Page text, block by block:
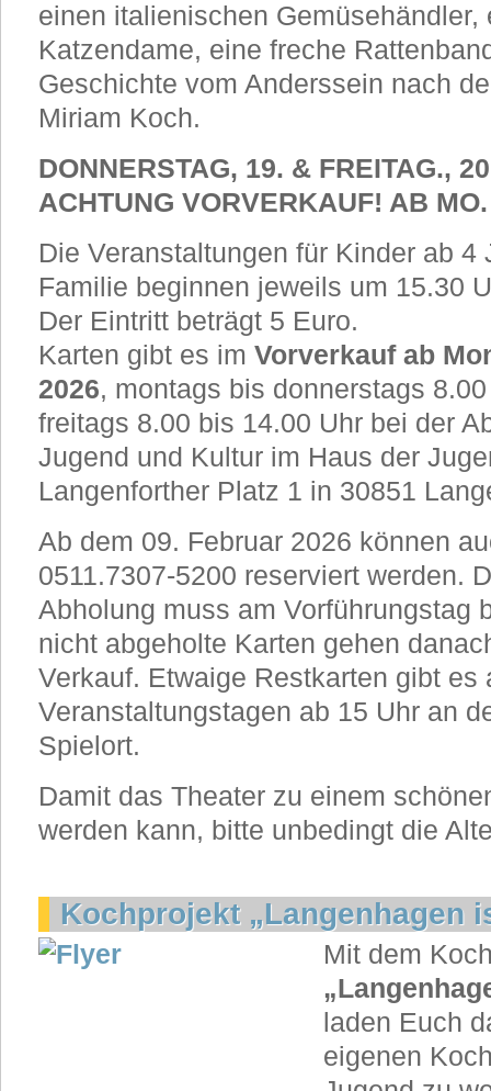
einen italienischen Gemüsehändler,
Katzendame, eine freche
Geschichte vom Anderssein nach
Miriam Koch.
DONNERSTAG, 19. & FREITAG.,
ACHTUNG VORVERKAUF! AB
Die Veranstaltungen für Kinder ab 4
Familie beginnen jeweils um 15.30
Der Eintritt beträgt 5 Euro.
Karten gibt es im Vorverkauf ab
2026, montags bis donnerstags
freitags 8.00 bis 14.00 Uhr bei der
Jugend und Kultur im Haus der
Langenforther Platz 1 in 30851
Ab dem 09. Februar 2026 können
0511.7307-5200 reserviert werden.
Abholung muss am Vorführungstag
nicht abgeholte Karten gehen
Verkauf. Etwaige Restkarten gibt es
Veranstaltungstagen ab 15 Uhr an
Spielort.
Damit das Theater zu einem
werden kann, bitte unbedingt die
Kochprojekt „Langenhagen
Mit dem
laden Euch
eigenen